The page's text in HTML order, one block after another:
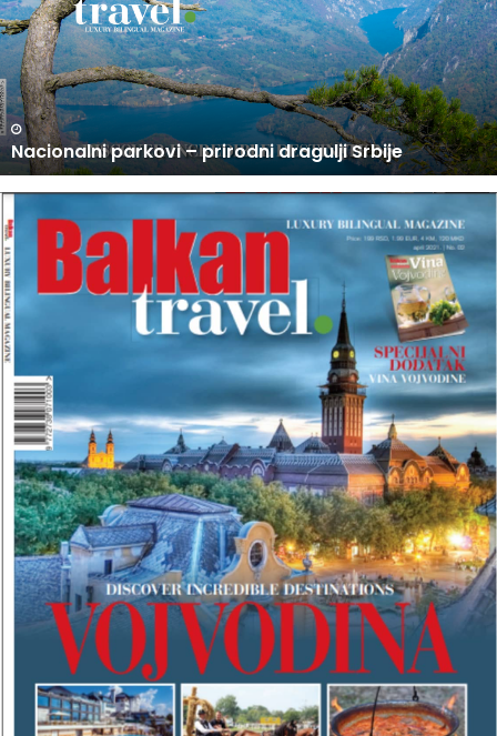
O
D
A
J
I
N
O
V
I
B
R
O
J
B
A
L
U PRODAJI NOVI BROJ BALKAN TRAVEL MAGAZINA